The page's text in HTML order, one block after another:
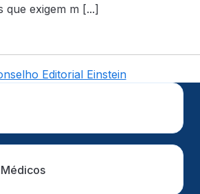
que exigem m [...]
Editorial Einstein